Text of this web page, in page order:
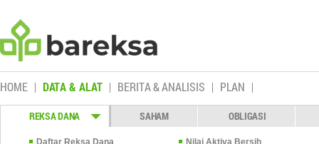
HOME DATA & ALAT BERITA & ANALISIS PLAN
REKSA DANA SAHAM OBLIGASI
Daftar Reksa Dana
Nilai Aktiva Bersih